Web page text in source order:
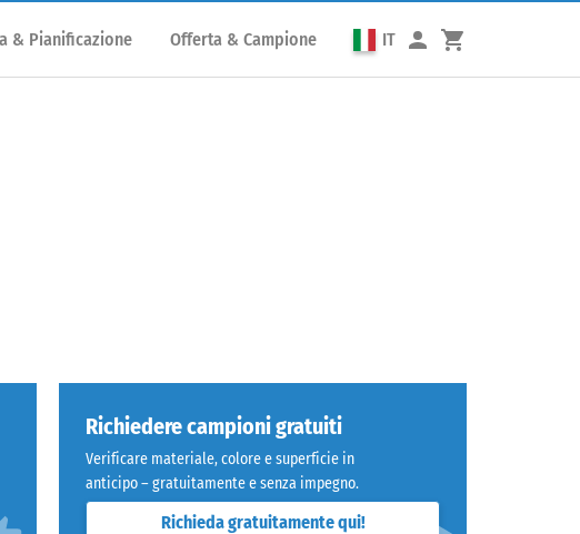
& Pianificazione Offerta & Campione IT
Richiedere campioni gratuiti
Verificare materiale, colore e superficie in
anticipo – gratuitamente e senza impegno.
Richieda gratuitamente qui!